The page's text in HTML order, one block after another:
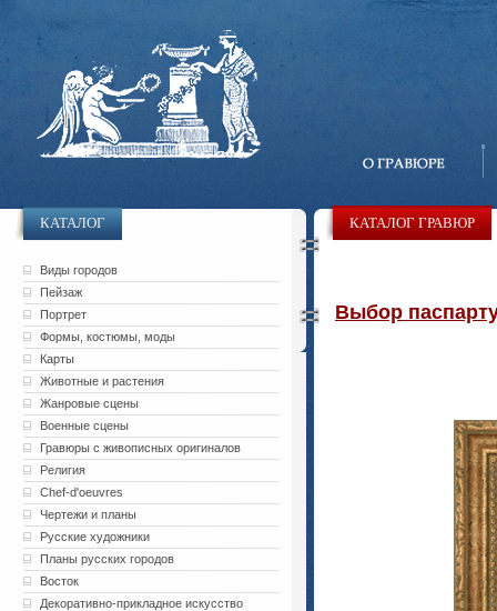
КАТАЛОГ
Виды городов
Пейзаж
Портрет
Формы, костюмы, моды
Карты
Животные и растения
Жанровые сцены
Военные сцены
Гравюры с живописных оригиналов
Религия
Chef-d'oeuvres
Чертежи и планы
Русские художники
Планы русских городов
Восток
Декоративно-прикладное искусство
КАТАЛОГ ГРАВЮР
Выбор